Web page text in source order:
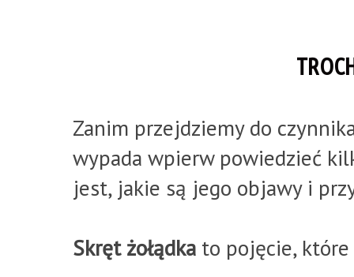
Zanim przejdziemy do
wypada wpierw powiedzieć
jest, jakie są jego objawy i
Skręt żołądka to pojęcie,